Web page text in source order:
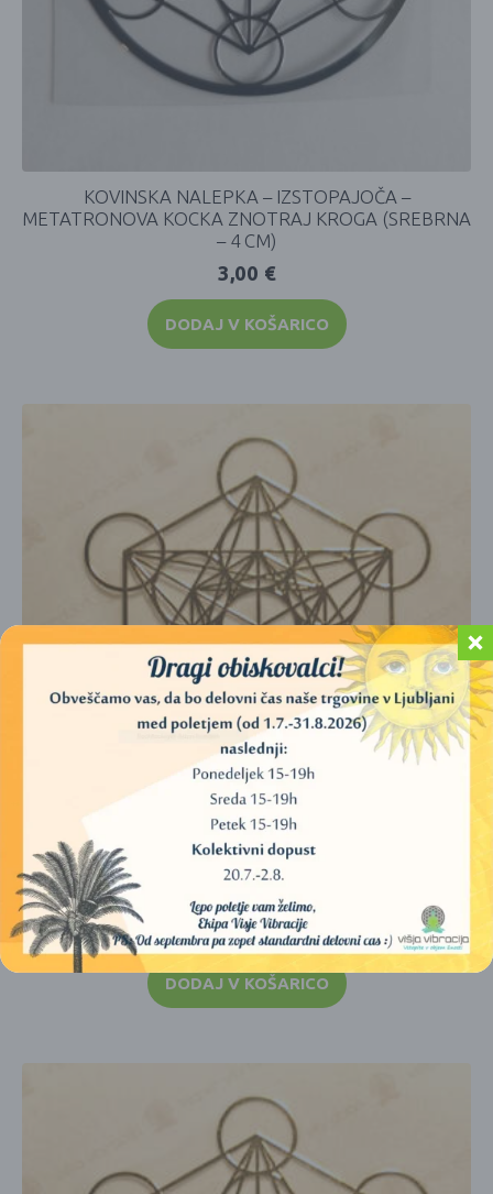
KOVINSKA NALEPKA – IZSTOPAJOČA –
METATRONOVA KOCKA ZNOTRAJ KROGA (SREBRNA
– 4 CM)
3,00 €
DODAJ V KOŠARICO
KOVINSKA NALEPKA – IZSTOPAJOČA –
METATRONOVA KOCKA (ZLATA- 2 CM) 2 KOSA
4,00€
DODAJ V KOŠARICO